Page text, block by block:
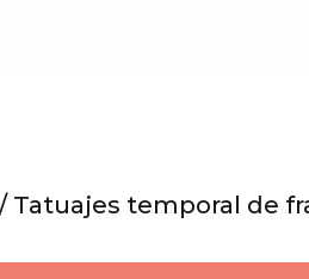
/ Tatuajes temporal de